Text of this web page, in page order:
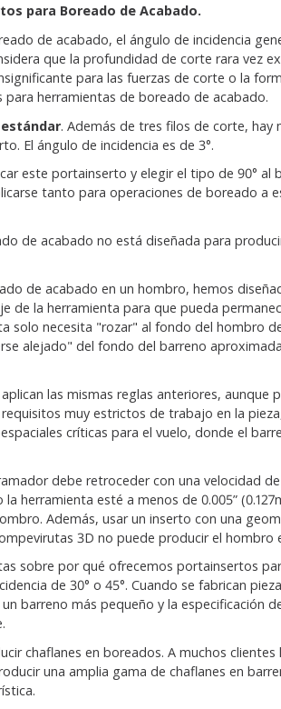
para Boreado de Acabado.
de acabado, el ángulo de incidencia
que la profundidad de corte rara vez
para las fuerzas de corte o la
herramientas de boreado de acabado.
. Además de tres filos de corte, hay
El ángulo de incidencia es de 3°.
este portainserto y elegir el tipo de 90° al
tanto para operaciones de boreado a
de acabado no está diseñada para
de acabado en un hombro, hemos
de la herramienta para que pueda
solo necesita "rozar" al fondo del hombro
alejado" del fondo del barreno
aplican las mismas reglas anteriores, aunque
muy estrictos de trabajo en la
críticas para el vuelo, donde el
debe retroceder con una velocidad de
herramienta esté a menos de 0.005”
Además, usar un inserto con una
3D no puede producir el hombro
sobre por qué ofrecemos portainsertos
de 30° o 45°. Cuando se fabrican
barreno más pequeño y la especificación
chaflanes en boreados. A muchos
una amplia gama de chaflanes en